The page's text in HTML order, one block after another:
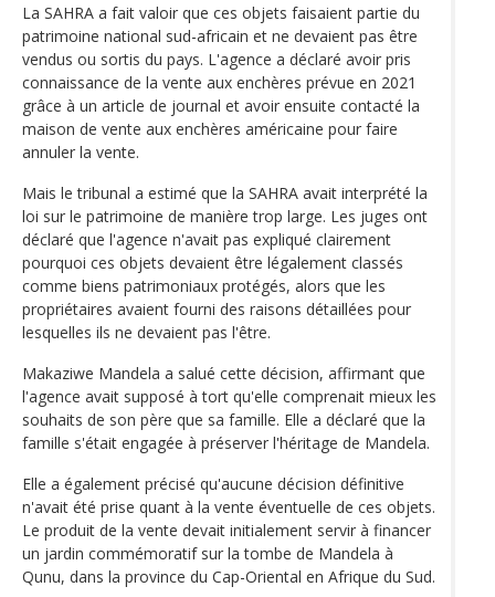
La SAHRA a fait valoir que ces objets faisaient partie du
patrimoine national sud-africain et ne devaient pas être
vendus ou sortis du pays. L'agence a déclaré avoir pris
connaissance de la vente aux enchères prévue en 2021
grâce à un article de journal et avoir ensuite contacté la
maison de vente aux enchères américaine pour faire
annuler la vente.
Mais le tribunal a estimé que la SAHRA avait interprété la
loi sur le patrimoine de manière trop large. Les juges ont
déclaré que l'agence n'avait pas expliqué clairement
pourquoi ces objets devaient être légalement classés
comme biens patrimoniaux protégés, alors que les
propriétaires avaient fourni des raisons détaillées pour
lesquelles ils ne devaient pas l'être.
Makaziwe Mandela a salué cette décision, affirmant que
l'agence avait supposé à tort qu'elle comprenait mieux les
souhaits de son père que sa famille. Elle a déclaré que la
famille s'était engagée à préserver l'héritage de Mandela.
Elle a également précisé qu'aucune décision définitive
n'avait été prise quant à la vente éventuelle de ces objets.
Le produit de la vente devait initialement servir à financer
un jardin commémoratif sur la tombe de Mandela à
Qunu, dans la province du Cap-Oriental en Afrique du Sud.